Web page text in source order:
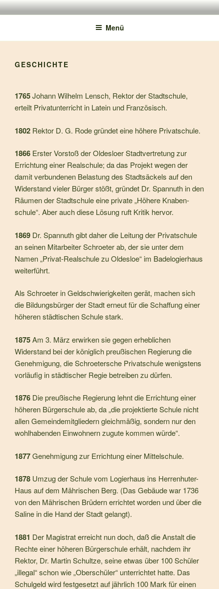
150 JAHRE TMS
Menü
GESCHICHTE
1765Johann Wilhelm Lensch, Rektor der Stadtschule,
erteilt Privatunterricht in Latein und Französisch.
1802 Rektor D. G. Rode gründet eine höhere Privatschule.
1866 Erster Vorstoß der Oldesloer Stadtvertretung zur
Errich­tung einer Realschule; da das Projekt wegen der
damit verbundenen Belastung des Stadtsäckels auf den
Wider­stand vieler Bürger stößt, gründet Dr. Spannuth in den
Räumen der Stadtschule eine private „Höhere Knaben­
schule“. Aber auch diese Lösung ruft Kritik hervor.
1869 Dr. Spannuth gibt daher die Leitung der Privatschule
an seinen Mitarbeiter Schroeter ab, der sie unter dem
Namen „Privat-Realschule zu Oldesloe“ im Badelogierhaus
wei­terführt.
Als Schroeter in Geldschwierigkeiten gerät, machen sich
die Bildungsbürger der Stadt erneut für die Schaffung einer
höheren städtischen Schule stark.
1875Am 3. März erwirken sie gegen erheblichen
Widerstand bei der königlich preußischen Regierung die
Genehmi­gung, die Schroetersche Privatschule wenigstens
vorläufig in städtischer Regie betreiben zu dürfen.
1876 Die preußische Regierung lehnt die Errichtung einer
höhe­ren Bürgerschule ab, da „die projektierte Schule nicht
allen Gemeindemitgliedern gleichmäßig, sondern nur den
wohlhabenden Einwohnern zugute kommen würde“.
1877Genehmigung zur Errichtung einer Mittelschule.
1878 Umzug der Schule vom Logierhaus ins Herrenhuter-
Haus auf dem Mährischen Berg. (Das Gebäude war 1736
von den Mährischen Brüdern errichtet worden und über die
Saline in die Hand der Stadt gelangt).
1881 Der Magistrat erreicht nun doch, daß die Anstalt die
Rech­te einer höheren Bürgerschule erhält, nachdem ihr
Rektor, Dr. Martin Schultze, seine etwas über 100 Schüler
„illegal“ schon wie „Oberschüler“ unterrichtet hatte. Das
Schulgeld wird festgesetzt auf jährlich 100 Mark für einen